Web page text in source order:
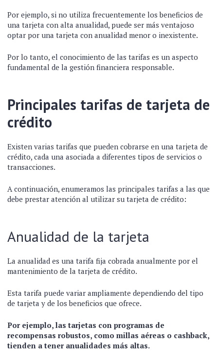
Por ejemplo, si no utiliza frecuentemente los beneficios de
una tarjeta con alta anualidad, puede ser más ventajoso
optar por una tarjeta con anualidad menor o inexistente.
Por lo tanto, el conocimiento de las tarifas es un aspecto
fundamental de la gestión financiera responsable.
Principales tarifas de tarjeta de
crédito
Existen varias tarifas que pueden cobrarse en una tarjeta de
crédito, cada una asociada a diferentes tipos de servicios o
transacciones.
A continuación, enumeramos las principales tarifas a las que
debe prestar atención al utilizar su tarjeta de crédito:
Anualidad de la tarjeta
La anualidad es una tarifa fija cobrada anualmente por el
mantenimiento de la tarjeta de crédito.
Esta tarifa puede variar ampliamente dependiendo del tipo
de tarjeta y de los beneficios que ofrece.
Por ejemplo, las tarjetas con programas de
recompensas robustos, como millas aéreas o cashback,
tienden a tener anualidades más altas.